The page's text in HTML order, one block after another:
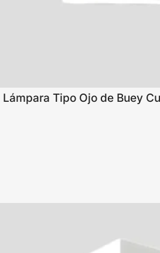
Lámpara Tipo Ojo de Buey